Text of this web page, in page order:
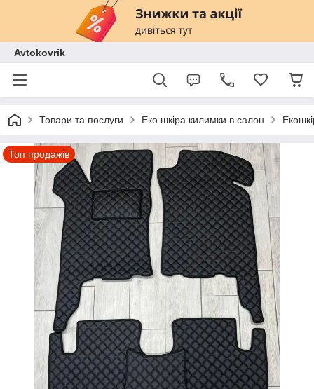
Avtokovrik
Товари та послуги Еко шкіра килимки в салон
Топ продажів